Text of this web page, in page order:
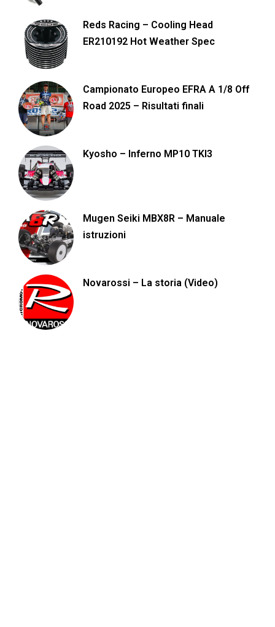
Reds Racing – Cooling Head
ER210192 Hot Weather Spec
Campionato Europeo EFRA A 1/8 Off
Road 2025 – Risultati finali
Kyosho – Inferno MP10 TKI3
Mugen Seiki MBX8R – Manuale
istruzioni
Novarossi – La storia (Video)